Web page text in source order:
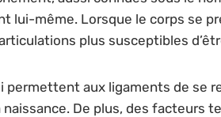
lui-même. Lorsque le corps se
plus susceptibles
permettent aux ligaments de se
De plus, des facteurs